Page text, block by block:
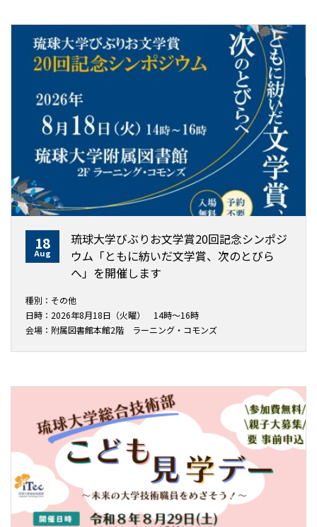
18
Aug
琉球大学びぶりお文学賞20回記念シンポジ
ウム「ともに紡いだ文学賞、次のとびら
へ」を開催します
種別：その他
日時：2026年8月18日（火曜） 14時～16時
会場：附属図書館本館2階 ラーニング・コモンズ